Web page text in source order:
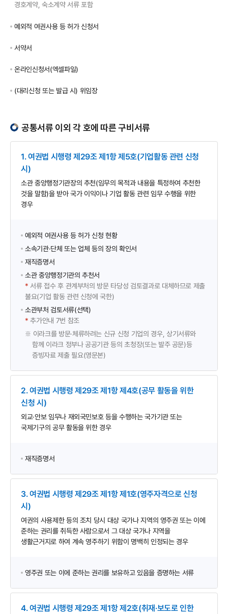
경호계약, 숙소계약 서류 포함
예외적 여권사용 등 허가 신청서
서약서
온라인신청서(엑셀파일)
(대리신청 또는 발급 시) 위임장
공통서류 이외 각 호에 따른 구비서류
1. 여권법 시행령 제29조 제1항 제5호(기업활동 관련 신청
시)
소관 중앙행정기관장의 추천(임무의 목적과 내용을 특정하여 추천한
것을 말함)을 받아 국가 이익이나 기업 활동 관련 임무 수행을 위한
경우
예외적 여권사용 등 허가 신청 현황
소속기관·단체 또는 업체 등의 장의 확인서
재직증명서
소관 중앙행정기관의 추천서
*서류 접수 후 관계부처의 방문 타당성 검토결과로 대체하므로 제출
불요(기업 활동 관련 신청에 국한)
소관부처 검토서류(선택)
*추가안내 7번 참조
※ 이라크를 방문·체류하려는 신규 신청 기업의 경우, 상기서류와
함께 이라크 정부나 공공기관 등의 초청장(또는 발주 공문)등
증빙자료 제출 필요(영문본)
2. 여권법 시행령 제29조 제1항 제4호(공무 활동을 위한
신청 시)
외교·안보 임무나 재외국민보호 등을 수행하는 국가기관 또는
국제기구의 공무 활동을 위한 경우
재직증명서
3. 여권법 시행령 제29조 제1항 제1호(영주자격으로 신청
시)
여권의 사용제한 등의 조치 당시 대상 국가나 지역의 영주권 또는 이에
준하는 권리를 취득한 사람으로서 그 대상 국가나 지역을
생활근거지로 하여 계속 영주하기 위함이 명백히 인정되는 경우
영주권 또는 이에 준하는 권리를 보유하고 있음을 증명하는 서류
4. 여권법 시행령 제29조 제1항 제2호(취재·보도로 인한